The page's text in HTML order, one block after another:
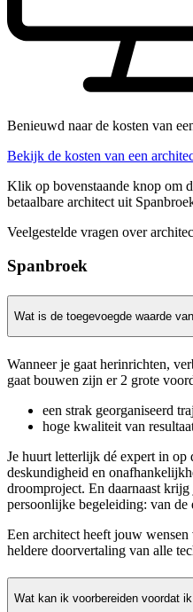
Benieuwd naar de kosten van
Bekijk de kosten van een
Klik op bovenstaande knop om
betaalbare architect uit
Veelgestelde vragen over
Spanbroek
Wat is de toegevoegde waarde
Wanneer je gaat herinrichten,
gaat bouwen zijn er 2 grote
een strak georganiseerd
hoge kwaliteit van
Je huurt letterlijk dé expert in
deskundigheid en
droomproject. En daarnaast
persoonlijke begeleiding: van de
Een architect heeft jouw
heldere doorvertaling van alle
Wat kan ik voorbereiden voordat